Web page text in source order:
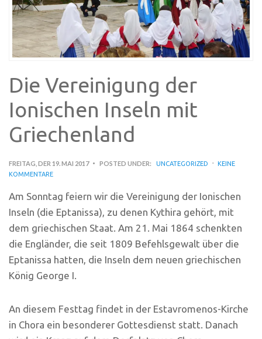
Die Vereinigung der
Ionischen Inseln mit
Griechenland
FREITAG, DER 19. MAI 2017 POSTED UNDER: UNCATEGORIZED
KEINE
KOMMENTARE
Am Sonntag feiern wir die Vereinigung der Ionischen
Inseln (die Eptanissa), zu denen Kythira gehört, mit
dem griechischen Staat. Am 21. Mai 1864 schenkten
die Engländer, die seit 1809 Befehlsgewalt über die
Eptanissa hatten, die Inseln dem neuen griechischen
König George I.
An diesem Festtag findet in der Estavromenos-Kirche
in Chora ein besonderer Gottesdienst statt. Danach